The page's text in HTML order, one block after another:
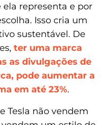
ela representa e por
Isso cria um
sustentável. De
ter uma marca
as divulgações de
pode aumentar a
em até 23%.
Tesla não vendem